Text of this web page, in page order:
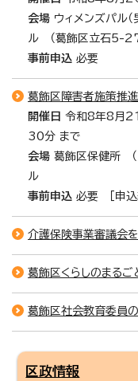
会場 ウィメンズパル
ル （葛飾区立石5-
事前申込 必要
葛飾区障害者施策推
開催日 令和8年8月21
30分 まで
会場 葛飾区保健所 （
ル
事前申込 必要 ［申込
介護保険事業審議会
葛飾区くらしのまる
葛飾区社会教育委員
区政情報